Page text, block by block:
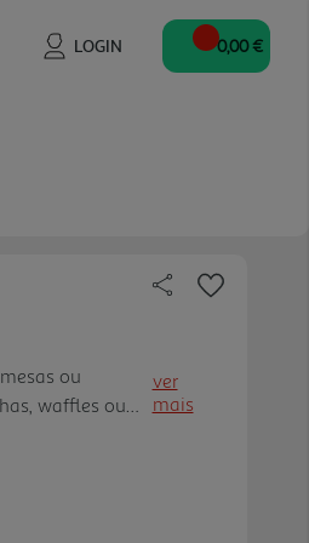
LOGIN 0,00 €
ou
waffles ou
ver
mais